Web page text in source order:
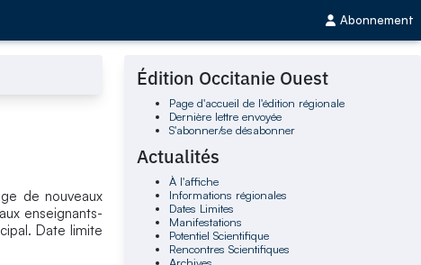
Abonnement
de nouveaux
enseignants-
Date limite
Édition Occitanie Ouest
Page d'accueil de l'édition régionale
Dernière lettre envoyée
S'abonner/se désabonner
Actualités
À l'affiche
Informations régionales
Dates Limites
Manifestations
Potentiel Scientifique
Rencontres Scientifiques
Archives